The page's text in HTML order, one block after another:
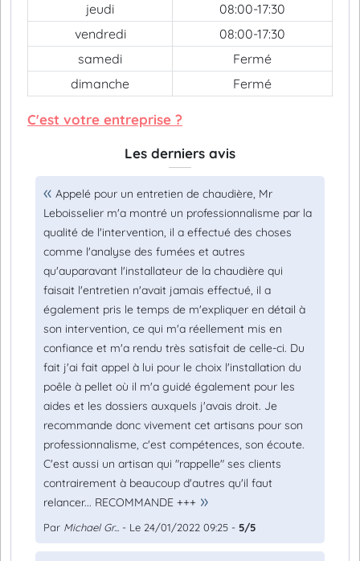
jeudi
08:00-17:30
vendredi
08:00-17:30
samedi
Fermé
dimanche
Fermé
C'est votre entreprise ?
Les derniers avis
Appelé pour un entretien de chaudière, Mr
Leboisselier m'a montré un professionnalisme par la
qualité de l'intervention, il a effectué des choses
comme l'analyse des fumées et autres
qu'auparavant l'installateur de la chaudière qui
faisait l'entretien n'avait jamais effectué, il a
également pris le temps de m'expliquer en détail à
son intervention, ce qui m'a réellement mis en
confiance et m'a rendu très satisfait de celle-ci. Du
fait j'ai fait appel à lui pour le choix l'installation du
poêle à pellet où il m'a guidé également pour les
aides et les dossiers auxquels j'avais droit. Je
recommande donc vivement cet artisans pour son
professionnalisme, c'est compétences, son écoute.
C'est aussi un artisan qui "rappelle" ses clients
contrairement à beaucoup d'autres qu'il faut
relancer... RECOMMANDE +++
Par Michael Gr... - Le 24/01/2022 09:25 - 5/5